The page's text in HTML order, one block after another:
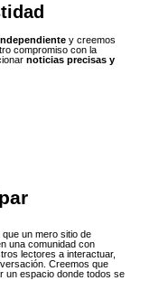
y creemos
compromiso con la
noticias precisas y
un mero sitio de
una comunidad con
lectores a interactuar,
Creemos que
un espacio donde todos se